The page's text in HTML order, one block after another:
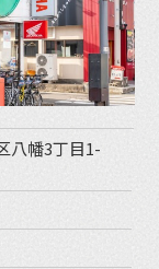
八幡3丁目1-